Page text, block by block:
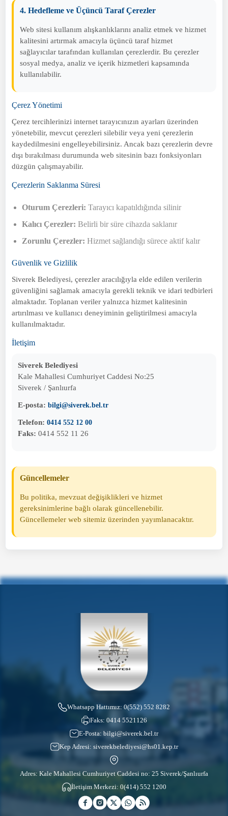
4. Hedefleme ve Üçüncü Taraf Çerezler
Web sitesi kullanım alışkanlıklarını analiz etmek ve hizmet
kalitesini artırmak amacıyla üçüncü taraf hizmet
sağlayıcılar tarafından kullanılan çerezlerdir. Bu çerezler
sosyal medya, analiz ve içerik hizmetleri kapsamında
kullanılabilir.
Çerez Yönetimi
Çerez tercihlerinizi internet tarayıcınızın ayarları üzerinden
yönetebilir, mevcut çerezleri silebilir veya yeni çerezlerin
kaydedilmesini engelleyebilirsiniz. Ancak bazı çerezlerin devre
dışı bırakılması durumunda web sitesinin bazı fonksiyonları
düzgün çalışmayabilir.
Çerezlerin Saklanma Süresi
Oturum Çerezleri: Tarayıcı kapatıldığında silinir
Kalıcı Çerezler: Belirli bir süre cihazda saklanır
Zorunlu Çerezler: Hizmet sağlandığı sürece aktif kalır
Güvenlik ve Gizlilik
Siverek Belediyesi, çerezler aracılığıyla elde edilen verilerin
güvenliğini sağlamak amacıyla gerekli teknik ve idari tedbirleri
almaktadır. Toplanan veriler yalnızca hizmet kalitesinin
artırılması ve kullanıcı deneyiminin geliştirilmesi amacıyla
kullanılmaktadır.
İletişim
Siverek Belediyesi
Kale Mahallesi Cumhuriyet Caddesi No:25
Siverek / Şanlıurfa
E-posta: bilgi@siverek.bel.tr
Telefon: 0414 552 12 00
Faks: 0414 552 11 26
Güncellemeler
Bu politika, mevzuat değişiklikleri ve hizmet
gereksinimlerine bağlı olarak güncellenebilir.
Güncellemeler web sitemiz üzerinden yayımlanacaktır.
Whatsapp Hattımız: 0(552) 552 8282
Faks: 0414 5521126
E-Posta: bilgi@siverek.bel.tr
Kep Adresi: siverekbelediyesi@hs01.kep.tr
Adres: Kale Mahallesi Cumhuriyet Caddesi no: 25 Siverek/Şanlıurfa
İletişim Merkezi: 0(414) 552 1200